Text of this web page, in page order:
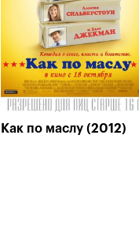
Как по маслу (2012)